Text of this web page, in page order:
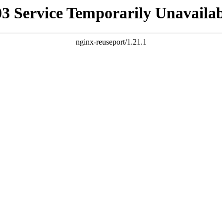
Service Temporarily
nginx-reuseport/1.21.1